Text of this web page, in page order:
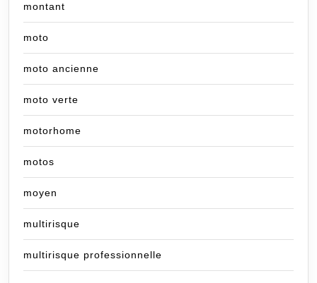
montant
moto
moto ancienne
moto verte
motorhome
motos
moyen
multirisque
multirisque professionnelle